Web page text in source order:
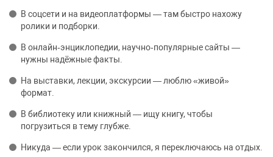
В соцсети и на видеоплатформы — там быстро нахожу
ролики и подборки.
В онлайн‑энциклопедии, научно‑популярные сайты —
нужны надёжные факты.
На выставки, лекции, экскурсии — люблю «живой»
формат.
В библиотеку или книжный — ищу книгу, чтобы
погрузиться в тему глубже.
Никуда — если урок закончился, я переключаюсь на отдых.